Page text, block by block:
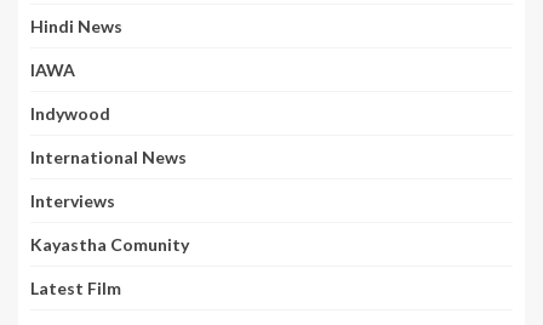
Hindi News
IAWA
Indywood
International News
Interviews
Kayastha Comunity
Latest Film